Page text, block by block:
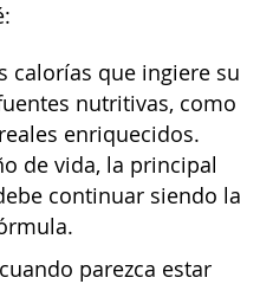
calorías que ingiere su
nutritivas, como
enriquecidos.
de vida, la principal
continuar siendo la
parezca estar